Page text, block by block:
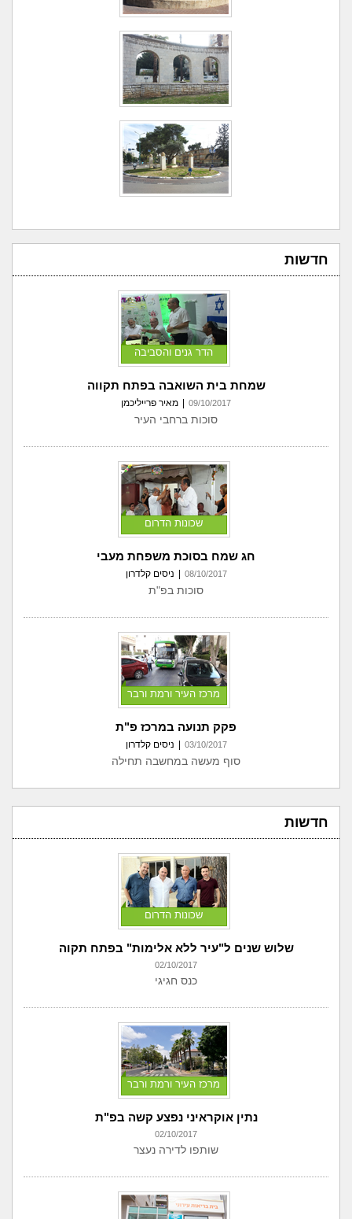
חדשות
הדר גנים והסביבה
שמחת בית השואבה בפתח תקווה
09/10/2017 מאיר פרייליכמן
סוכות ברחבי העיר
שכונות הדרום
חג שמח בסוכת משפחת מעבי
08/10/2017 ניסים קלדרון
סוכות בפ"ת
מרכז העיר ורמת ורבר
פקק תנועה במרכז פ"ת
03/10/2017 ניסים קלדרון
סוף מעשה במחשבה תחילה
חדשות
שכונות הדרום
שלוש שנים ל"עיר ללא אלימות" בפתח תקוה
02/10/2017
כנס חגיגי
מרכז העיר ורמת ורבר
נתין אוקראיני נפצע קשה בפ"ת
02/10/2017
שותפו לדירה נעצר